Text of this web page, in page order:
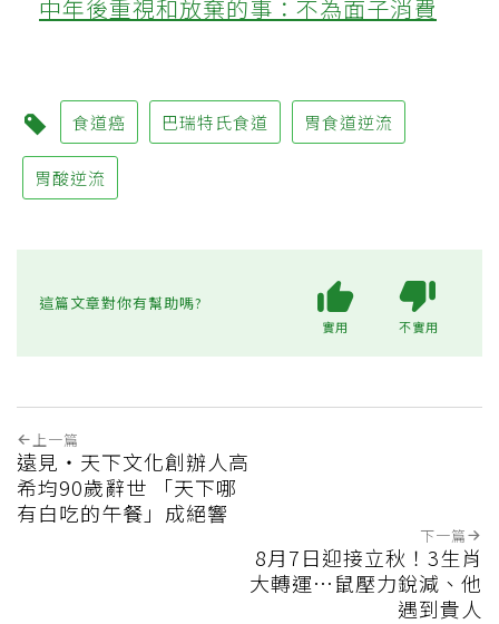
中年後重視和放棄的事：不為面子消費
食道癌 巴瑞特氏食道 胃食道逆流
胃酸逆流
這篇文章對你有幫助嗎?
實用 不實用
上一篇
遠見‧天下文化創辦人高
希均90歲辭世 「天下哪
有白吃的午餐」成絕響
下一篇
8月7日迎接立秋！3生肖
大轉運…鼠壓力銳減、他
遇到貴人